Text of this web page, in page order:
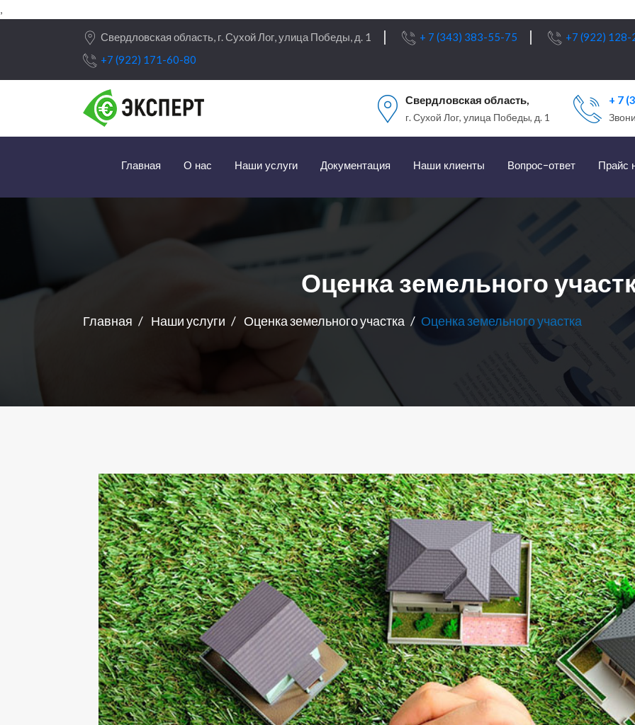
,
Свердловская область, г. Сухой Лог, улица Победы, д. 1 + 7 (343) 383-55-75
+7 (922) 128-
+7 (922) 171-60-80
Свердловская область,
г. Сухой Лог, улица Победы, д. 1
+ 7
Главная О нас Наши услуги Документация Наши клиенты Вопрос-ответ Прайс
Оценка земельного
Главная Наши услуги Оценка земельного участка Оценка земельного участка